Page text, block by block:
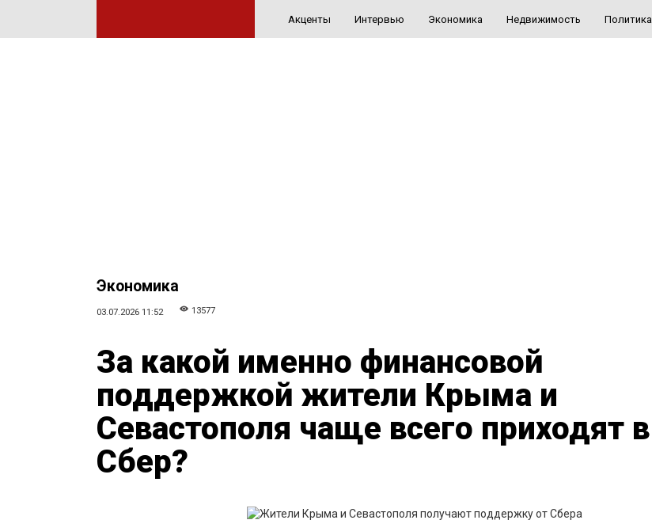
Акценты Интервью Экономика Недвижимость Политика
Экономика
03.07.2026 11:52 13577
За какой именно финансовой
поддержкой жители Крыма и
Севастополя чаще всего приходят в
Сбер?